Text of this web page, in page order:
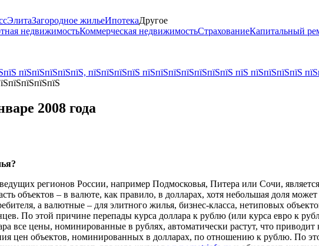
ЭлитаЗагородное жильеИпотекаДругое
недвижимостьКоммерческая недвижимостьСтрахованиеКапитальный
пїЅпїЅпїЅпїЅпїЅ, пїЅпїЅпїЅпїЅ пїЅпїЅпїЅпїЅпїЅпїЅпїЅ пїЅ пїЅпїЅпїЅпїЅ
2008 года
регионов России, например Подмосковья, Питера или Сочи,
объектов – в валюте, как правило, в долларах, хотя небольшая доля
а валютные – для элитного жилья, бизнес-класса, нетиповых
По этой причине перепады курса доллара к рублю (или курса евро к
все цены, номинированные в рублях, автоматически растут, что
цен объектов, номинированных в долларах, по отношению к рублю. По